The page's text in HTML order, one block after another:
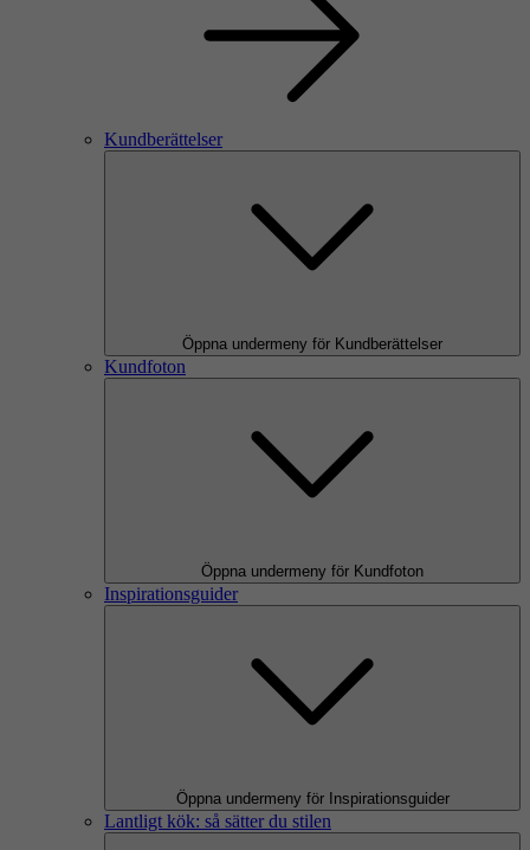
Kundberättelser
Öppna undermeny för Kundberättelser
Kundfoton
Öppna undermeny för Kundfoton
Inspirationsguider
Öppna undermeny för Inspirationsguider
Lantligt kök: så sätter du stilen